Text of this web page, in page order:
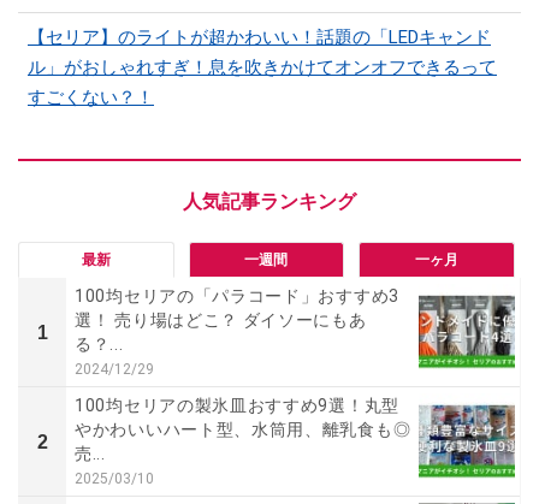
【セリア】のライトが超かわいい！話題の「LEDキャンド
ル」がおしゃれすぎ！息を吹きかけてオンオフできるって
すごくない？！
最新 一週間 一ヶ月
1
100均セリアの「パラコード」おすすめ3
選！ 売り場はどこ？ ダイソーにもあ
る？...
2024/12/29
2
100均セリアの製氷皿おすすめ9選！丸型
やかわいいハート型、水筒用、離乳食も◎
売...
2025/03/10